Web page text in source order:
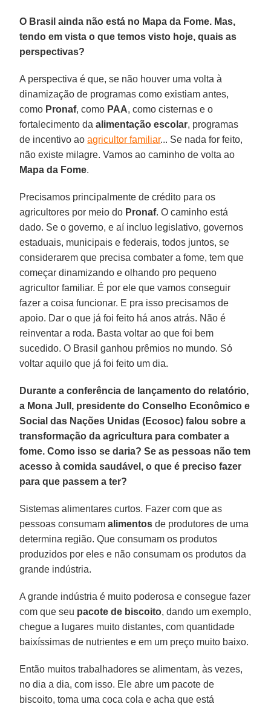
O Brasil ainda não está no Mapa da Fome. Mas,
tendo em vista o que temos visto hoje, quais as
perspectivas?
A perspectiva é que, se não houver uma volta à
dinamização de programas como existiam antes,
como Pronaf, como PAA, como cisternas e o
fortalecimento daalimentação escolar, programas
de incentivo aoagricultor familiar... Se nada for feito,
não existe milagre. Vamos ao caminho de volta ao
Mapa da Fome.
Precisamos principalmente de crédito para os
agricultores por meio do Pronaf. O caminho está
dado. Se o governo, e aí incluo legislativo, governos
estaduais, municipais e federais, todos juntos, se
considerarem que precisa combater a fome, tem que
começar dinamizando e olhando pro pequeno
agricultor familiar. É por ele que vamos conseguir
fazer a coisa funcionar. E pra isso precisamos de
apoio. Dar o que já foi feito há anos atrás. Não é
reinventar a roda. Basta voltar ao que foi bem
sucedido. O Brasil ganhou prêmios no mundo. Só
voltar aquilo que já foi feito um dia.
Durante a conferência de lançamento do relatório,
a Mona Jull, presidente do Conselho Econômico e
Social das Nações Unidas (Ecosoc) falou sobre a
transformação da agricultura para combater a
fome. Como isso se daria? Se as pessoas não tem
acesso à comida saudável, o que é preciso fazer
para que passem a ter?
Sistemas alimentares curtos. Fazer com que as
pessoas consumamalimentos de produtores de uma
determina região. Que consumam os produtos
produzidos por eles e não consumam os produtos da
grande indústria.
A grande indústria é muito poderosa e consegue fazer
com que seu pacote de biscoito, dando um exemplo,
chegue a lugares muito distantes, com quantidade
baixíssimas de nutrientes e em um preço muito baixo.
Então muitos trabalhadores se alimentam, às vezes,
no dia a dia, com isso. Ele abre um pacote de
biscoito, toma uma coca cola e acha que está